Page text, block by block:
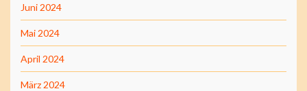
Juni 2024
Mai 2024
April 2024
März 2024